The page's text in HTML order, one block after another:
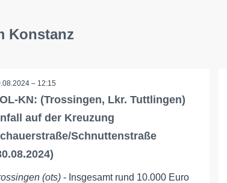
Konstanz
– 12:15
KN: (Trossingen, Lkr. Tuttlingen)
auf der Kreuzung
Schnuttenstraße
(ots)- Insgesamt rund 10.000 Euro